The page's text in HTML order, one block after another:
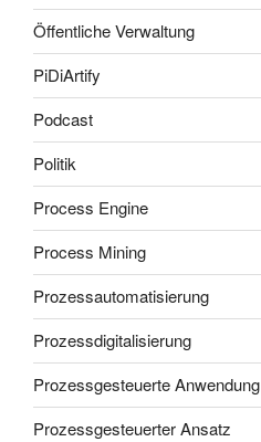
Öffentliche Verwaltung
PiDiArtify
Podcast
Politik
Process Engine
Process Mining
Prozessautomatisierung
Prozessdigitalisierung
Prozessgesteuerte Anwendung
Prozessgesteuerter Ansatz